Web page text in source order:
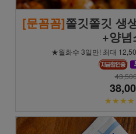
[문꼼꼼]쫄깃쫄깃 생
+양념
★월화수 3일만! 최대